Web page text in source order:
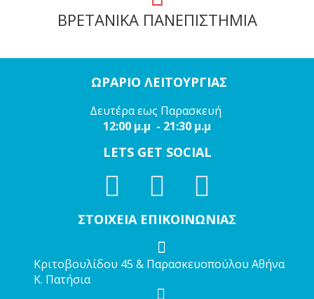
ΒΡΕΤΑΝΙΚΑ ΠΑΝΕΠΙΣΤΗΜΙΑ
ΩΡΑΡΙΟ ΛΕΙΤΟΥΡΓΙΑΣ
Δευτέρα εως Παρασκευή
12:00 μ.μ - 21:30 μ.μ
LETS GET SOCIAL
ΣΤΟΙΧΕΙΑ ΕΠΙΚΟΙΝΩΝΙΑΣ
Κριτοβουλίδου 45 & Παρασκευοπούλου Αθήνα
Κ. Πατήσια